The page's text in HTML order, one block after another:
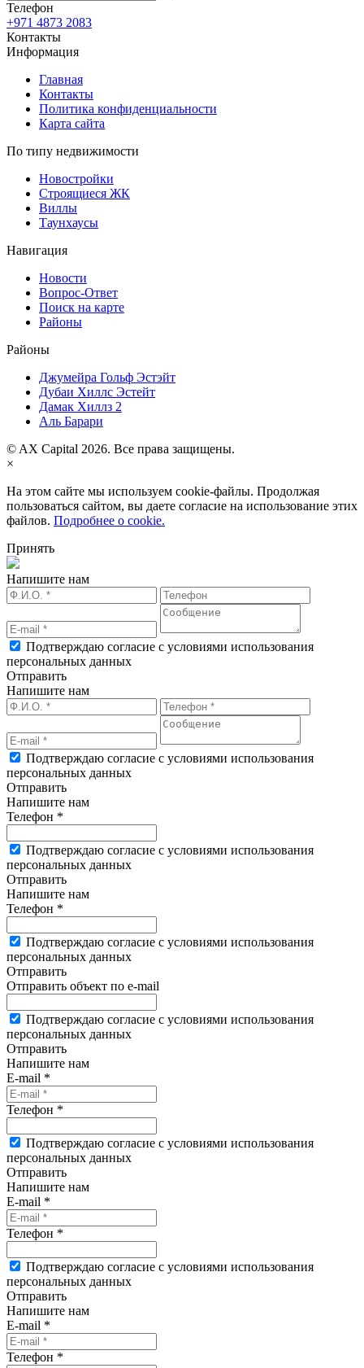
Телефон
+971 4873 2083
Контакты
Информация
Главная
Контакты
Политика конфиденциальности
Карта сайта
По типу недвижимости
Новостройки
Строящиеся ЖК
Виллы
Таунхаусы
Навигация
Новости
Вопрос-Ответ
Поиск на карте
Районы
Районы
Джумейра Гольф Эстэйт
Дубаи Хиллс Эстейт
Дамак Хиллз 2
Аль Барари
© AX Capital 2026. Все права защищены.
×
На этом сайте мы используем cookie-файлы. Продолжая
пользоваться сайтом, вы даете согласие на использование этих
файлов. Подробнее о cookie.
Принять
Напишите нам
Подтверждаю согласие с условиями использования
персональных данных
Отправить
Напишите нам
Подтверждаю согласие с условиями использования
персональных данных
Отправить
Напишите нам
Телефон *
Подтверждаю согласие с условиями использования
персональных данных
Отправить
Напишите нам
Телефон *
Подтверждаю согласие с условиями использования
персональных данных
Отправить
Отправить объект по e-mail
Подтверждаю согласие с условиями использования
персональных данных
Отправить
Напишите нам
E-mail *
Телефон *
Подтверждаю согласие с условиями использования
персональных данных
Отправить
Напишите нам
E-mail *
Телефон *
Подтверждаю согласие с условиями использования
персональных данных
Отправить
Напишите нам
E-mail *
Телефон *